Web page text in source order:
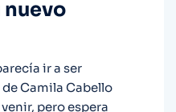
nuevo
ir a ser
Camila Cabello
pero espera